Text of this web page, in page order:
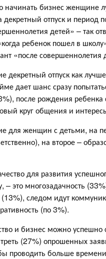
бизнес женщине
отпуск и период
детей» – так
ребенок пошел в
«после совершеннолетия
декретный отпуск как
дает шанс сразу
после рождения
круг общения и
для женщин с детьми, на
на второе –
для развития
– это многозадачность
следом идут
(по 3%).
и бизнес можно
(27%) опрошенных
проводить больше